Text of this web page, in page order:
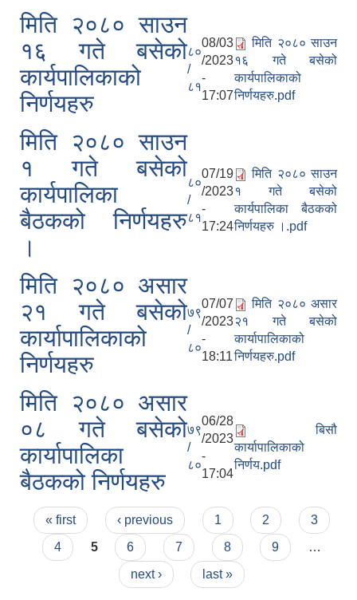
मिति २०८० साउन
१६ गते बसेको
कार्यपालिकाको
निर्णयहरु
८०
/
८१
08/03
/2023
-
17:07
मिति २०८० साउन
१६ गते बसेको
कार्यपालिकाको
निर्णयहरु.pdf
मिति २०८० साउन
१ गते बसेको
कार्यपालिका
बैठकको निर्णयहरु
।
८०
/
८१
07/19
/2023
-
17:24
मिति २०८० साउन
१ गते बसेको
कार्यपालिका बैठकको
निर्णयहरु ।.pdf
मिति २०८० असार
२१ गते बसेको
कार्यापालिकाको
निर्णयहरु
७९
/
८०
07/07
/2023
-
18:11
मिति २०८० असार
२१ गते बसेको
कार्यापालिकाको
निर्णयहरु.pdf
मिति २०८० असार
०८ गते बसेको
कार्यापालिका
बैठकको निर्णयहरु
७९
/
८०
06/28
/2023
-
17:04
बिसौ
कार्यापालिकाको
निर्णय.pdf
Pages
« first ‹ previous 1 2
3
4
5 6 7 8 9
…
next ›
last »